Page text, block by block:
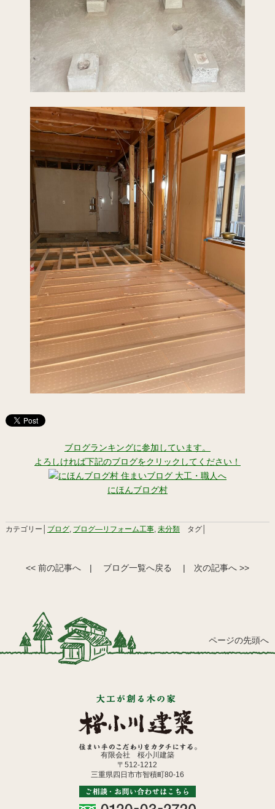
ブログランキングに参加しています。
よろしければ下記のブログをクリックしてください！
にほんブログ村
カテゴリー│ ブログ, ブログ―リフォーム工事, 未分類タグ│
<< 前の記事へ | ブログ一覧へ戻る | 次の記事へ >>
ページの先頭へ
有限会社 桜小川建築
〒512-1212
三重県四日市市智積町80-16